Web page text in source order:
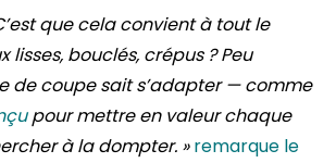
que cela convient à tout le
lisses, bouclés, crépus ? Peu
de coupe sait s’adapter — comme
pour mettre en valeur chaque
à la dompter. » remarque le